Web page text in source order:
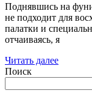
Поднявшись на
не подходит для
палатки и
отчаиваясь, я
Читать далее
Поиск